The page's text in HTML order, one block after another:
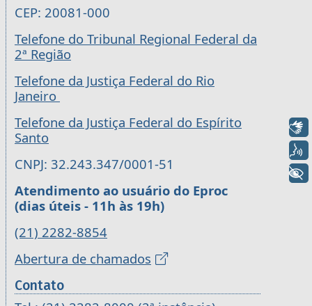
CEP: 20081-000
Telefone do Tribunal Regional Federal da
2ª Região
Telefone da Justiça Federal do Rio
Janeiro
Telefone da Justiça Federal do Espírito
Santo
CNPJ: 32.243.347/0001-51
Atendimento ao usuário do Eproc
(dias úteis - 11h às 19h)
(21) 2282-8854
Abertura de chamados
Contato
Libras